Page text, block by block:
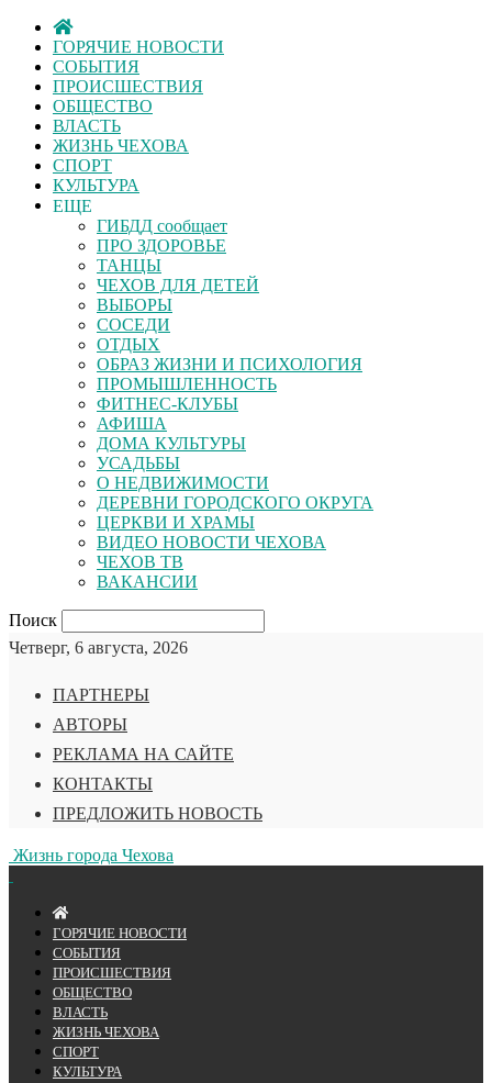
ГОРЯЧИЕ НОВОСТИ
СОБЫТИЯ
ПРОИСШЕСТВИЯ
ОБЩЕСТВО
ВЛАСТЬ
ЖИЗНЬ ЧЕХОВА
СПОРТ
КУЛЬТУРА
ЕЩЕ
ГИБДД сообщает
ПРО ЗДОРОВЬЕ
ТАНЦЫ
ЧЕХОВ ДЛЯ ДЕТЕЙ
ВЫБОРЫ
СОСЕДИ
ОТДЫХ
ОБРАЗ ЖИЗНИ И ПСИХОЛОГИЯ
ПРОМЫШЛЕННОСТЬ
ФИТНЕС-КЛУБЫ
АФИША
ДОМА КУЛЬТУРЫ
УСАДЬБЫ
О НЕДВИЖИМОСТИ
ДЕРЕВНИ ГОРОДСКОГО ОКРУГА
ЦЕРКВИ И ХРАМЫ
ВИДЕО НОВОСТИ ЧЕХОВА
ЧЕХОВ ТВ
ВАКАНСИИ
Поиск
Четверг, 6 августа, 2026
ПАРТНЕРЫ
АВТОРЫ
РЕКЛАМА НА САЙТЕ
КОНТАКТЫ
ПРЕДЛОЖИТЬ НОВОСТЬ
Жизнь города Чехова
ГОРЯЧИЕ НОВОСТИ
СОБЫТИЯ
ПРОИСШЕСТВИЯ
ОБЩЕСТВО
ВЛАСТЬ
ЖИЗНЬ ЧЕХОВА
СПОРТ
КУЛЬТУРА